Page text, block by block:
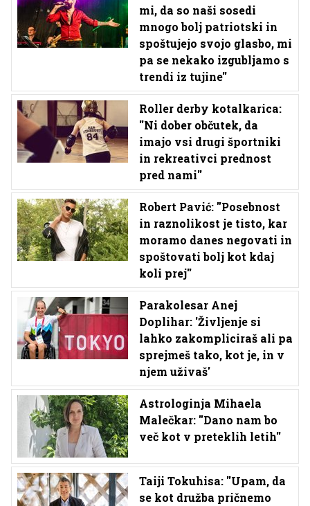
mi, da so naši sosedi
mnogo bolj patriotski in
spoštujejo svojo glasbo, mi
pa se nekako izgubljamo s
trendi iz tujine''
Roller derby kotalkarica:
''Ni dober občutek, da
imajo vsi drugi športniki
in rekreativci prednost
pred nami''
Robert Pavić: ''Posebnost
in raznolikost je tisto, kar
moramo danes negovati in
spoštovati bolj kot kdaj
koli prej''
Parakolesar Anej
Doplihar: 'Življenje si
lahko zakompliciraš ali pa
sprejmeš tako, kot je, in v
njem uživaš'
Astrologinja Mihaela
Malečkar: ''Dano nam bo
več kot v preteklih letih''
Taiji Tokuhisa: ''Upam, da
se kot družba pričnemo